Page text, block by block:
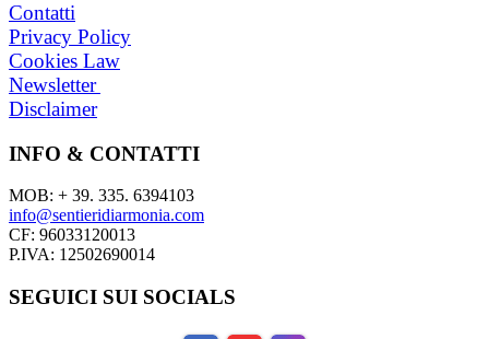
Contatti
Privacy Policy
Cookies Law
Newsletter
Disclaimer
INFO & CONTATTI
MOB: + 39. 335. 6394103
info@sentieridiarmonia.com
CF: 96033120013
P.IVA: 12502690014
SEGUICI SUI SOCIALS